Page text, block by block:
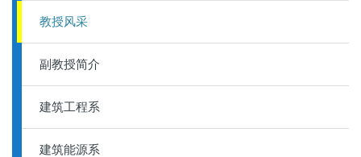
教授风采
副教授简介
建筑工程系
建筑能源系